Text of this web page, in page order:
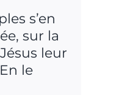
s’en
sur la
leur
le